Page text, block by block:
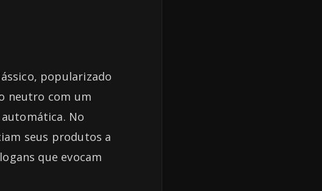
popularizado
neutro com um
No
seus produtos a
que evocam